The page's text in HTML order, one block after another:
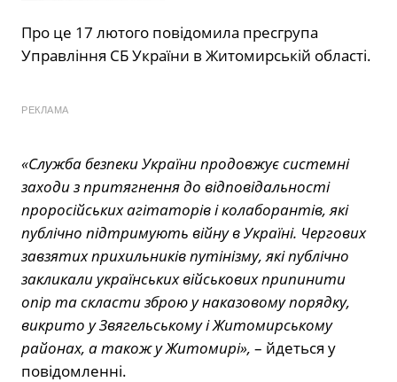
Про це 17 лютого повідомила пресгрупа
Управління СБ України в Житомирській області.
РЕКЛАМА
«Служба безпеки України продовжує системні
заходи з притягнення до відповідальності
проросійських агітаторів і колаборантів, які
публічно підтримують війну в Україні. Чергових
завзятих прихильників путінізму, які публічно
закликали українських військових припинити
опір та скласти зброю у наказовому порядку,
викрито у Звягельському і Житомирському
районах, а також у Житомирі», – йдеться у
повідомленні.